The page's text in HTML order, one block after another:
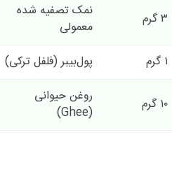
۳ گرم
نمک تصفیه شده
معمولی
۱ گرم پول‌بیبر (فلفل ترکی)
۱۰ گرم
روغن حیوانی
(Ghee)